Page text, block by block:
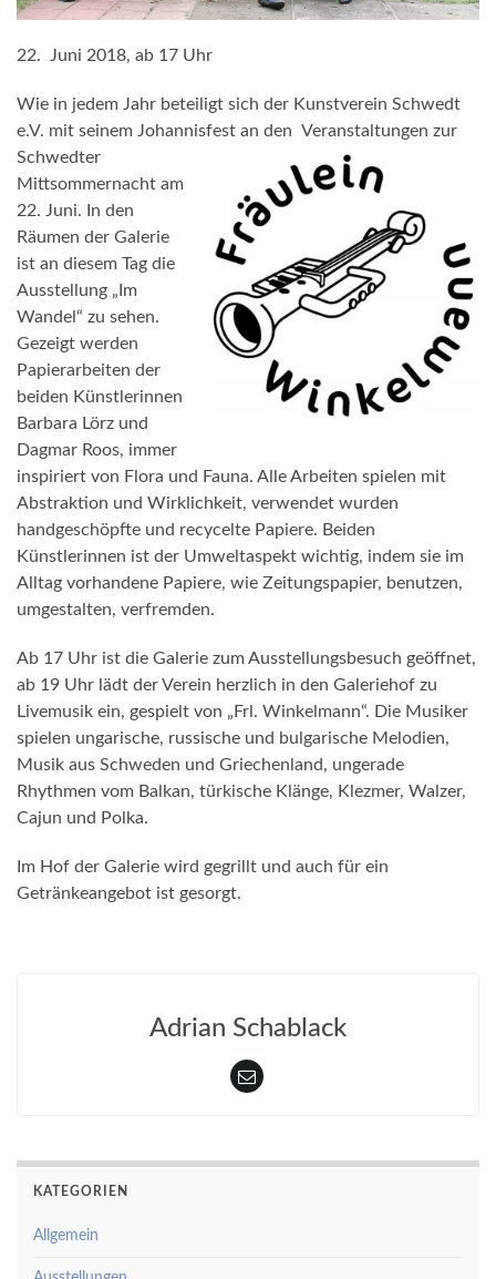
22. Juni 2018, ab 17 Uhr
Wie in jedem Jahr beteiligt sich der Kunstverein Schwedt
e.V. mit seinem Johannisfest an den Veranstaltungen zur
Schwedter
Mittsommernacht am
22. Juni. In den
Räumen der Galerie
ist an diesem Tag die
Ausstellung „Im
Wandel“ zu sehen.
Gezeigt werden
Papierarbeiten der
beiden Künstlerinnen
Barbara Lörz und
Dagmar Roos, immer
inspiriert von Flora und Fauna. Alle Arbeiten spielen mit
Abstraktion und Wirklichkeit, verwendet wurden
handgeschöpfte und recycelte Papiere. Beiden
Künstlerinnen ist der Umweltaspekt wichtig, indem sie im
Alltag vorhandene Papiere, wie Zeitungspapier, benutzen,
umgestalten, verfremden.
Ab 17 Uhr ist die Galerie zum Ausstellungsbesuch geöffnet,
ab 19 Uhr lädt der Verein herzlich in den Galeriehof zu
Livemusik ein, gespielt von „Frl. Winkelmann“. Die Musiker
spielen ungarische, russische und bulgarische Melodien,
Musik aus Schweden und Griechenland, ungerade
Rhythmen vom Balkan, türkische Klänge, Klezmer, Walzer,
Cajun und Polka.
Im Hof der Galerie wird gegrillt und auch für ein
Getränkeangebot ist gesorgt.
Adrian Schablack
KATEGORIEN
Allgemein